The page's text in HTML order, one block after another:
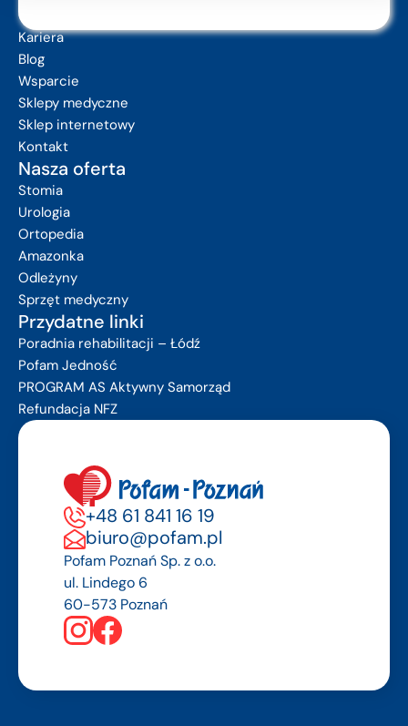
Grupa Pofam
Kariera
Blog
Wsparcie
Sklepy medyczne
Sklep internetowy
Kontakt
Nasza oferta
Stomia
Urologia
Ortopedia
Amazonka
Odleżyny
Sprzęt medyczny
Przydatne linki
Poradnia rehabilitacji – Łódź
Pofam Jedność
PROGRAM AS Aktywny Samorząd
Refundacja NFZ
+48 61 841 16 19
biuro@pofam.pl
Pofam Poznań Sp. z o.o.
ul. Lindego 6
60-573 Poznań